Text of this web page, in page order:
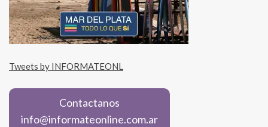
Tweets by INFORMATEONL
Contactanos
info@informateonline.com.ar